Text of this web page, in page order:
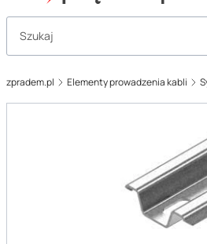
Otwórz wyszukiwarkę
zpradem.pl Elementy prowadzenia kabli